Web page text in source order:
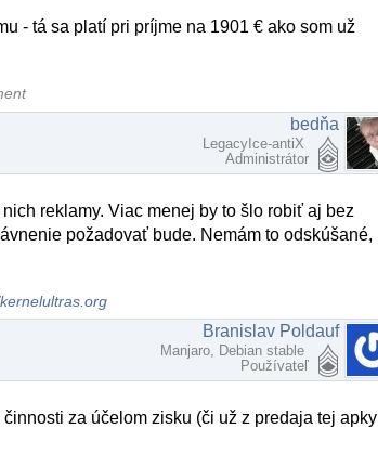
- tá sa platí pri príjme na 1901 € ako som už
bedňa
LegacyIce-antiX
Administrátor
reklamy. Viac menej by to šlo robiť aj bez
požadovať bude. Nemám to odskúšané,
Branislav Poldauf
Manjaro, Debian stable
Používateľ
za účelom zisku (či už z predaja tej apky